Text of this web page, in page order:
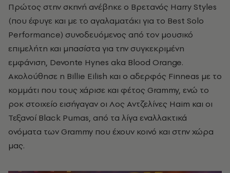
Πρώτος στην σκηνή ανέβηκε ο Βρετανός Harry Styles
(που έφυγε και με το αγαλαματάκι για το Best Solo
Performance) συνοδευόμενος από τον μουσικό
επιμελήτη και μπασίστα για την συγκεκριμένη
εμφάνιση, Devonte Hynes aka Blood Orange.
Ακολούθησε η Billie Eilish και ο αδερφός Finneas με το
κομμάτι που τους χάρισε και φέτος Grammy, ενώ το
ροκ στοιχείο εισήγαγαν οι Λος Αντζελίνες Haim και οι
Τεξανοί Black Pumas, από τα λίγα εναλλακτικά
ονόματα των Grammy που έχουν κοινό και στην χώρα
μας.